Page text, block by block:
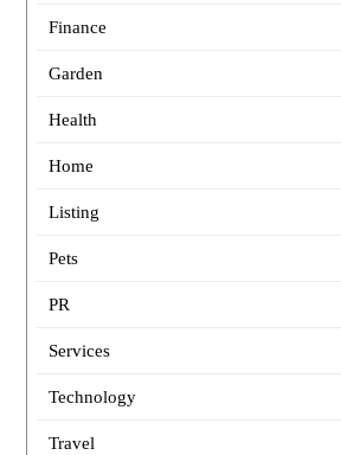
Finance
Garden
Health
Home
Listing
Pets
PR
Services
Technology
Travel